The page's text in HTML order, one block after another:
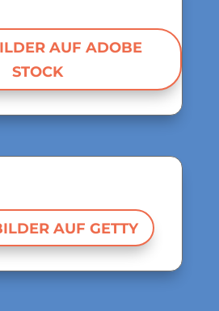
AUF ADOBE
STOCK
AUF GETTY